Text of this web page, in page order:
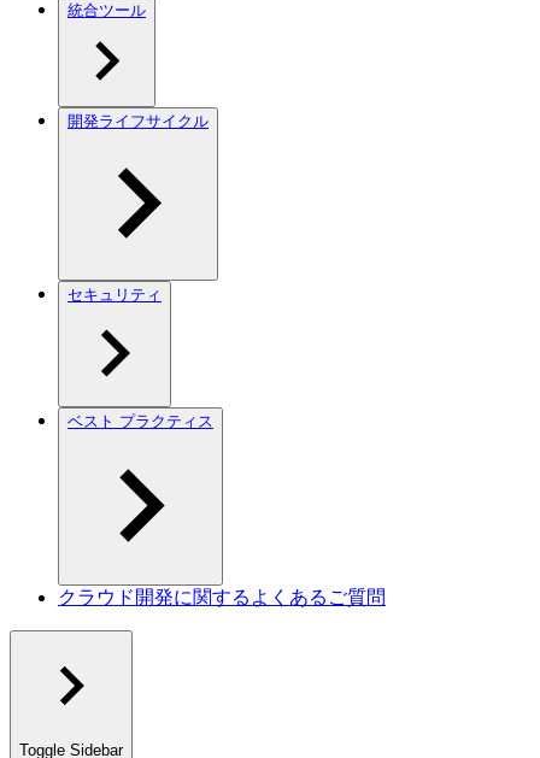
統合ツール
開発ライフサイクル
セキュリティ
ベスト プラクティス
クラウド開発に関するよくあるご質問
Toggle Sidebar